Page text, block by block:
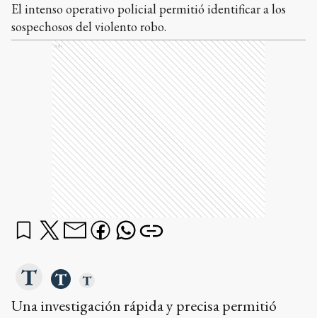
El intenso operativo policial permitió identificar a los
sospechosos del violento robo.
Ads
Una investigación rápida y precisa permitió